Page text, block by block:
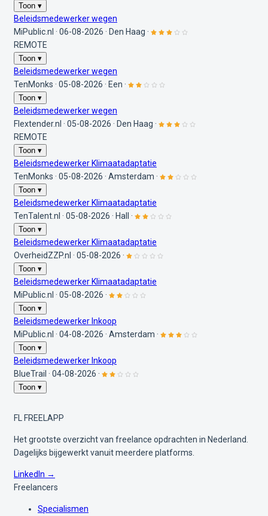
Toon ▾
Beleidsmedewerker wegen
MiPublic.nl · 06-08-2026 · Den Haag ·
REMOTE
Toon ▾
Beleidsmedewerker wegen
TenMonks · 05-08-2026 · Een ·
Toon ▾
Beleidsmedewerker wegen
Flextender.nl · 05-08-2026 · Den Haag ·
REMOTE
Toon ▾
Beleidsmedewerker Klimaatadaptatie
TenMonks · 05-08-2026 · Amsterdam ·
Toon ▾
Beleidsmedewerker Klimaatadaptatie
TenTalent.nl · 05-08-2026 · Hall ·
Toon ▾
Beleidsmedewerker Klimaatadaptatie
OverheidZZP.nl · 05-08-2026 ·
Toon ▾
Beleidsmedewerker Klimaatadaptatie
MiPublic.nl · 05-08-2026 ·
Toon ▾
Beleidsmedewerker Inkoop
MiPublic.nl · 04-08-2026 · Amsterdam ·
Toon ▾
Beleidsmedewerker Inkoop
BlueTrail · 04-08-2026 ·
Toon ▾
FL FREELAPP
Het grootste overzicht van freelance opdrachten in Nederland.
Dagelijks bijgewerkt vanuit meerdere platforms.
LinkedIn →
Freelancers
Specialismen